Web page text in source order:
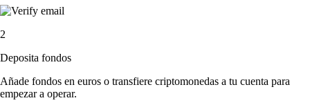
2
Deposita fondos
Añade fondos en euros o transfiere criptomonedas a tu cuenta para
empezar a operar.